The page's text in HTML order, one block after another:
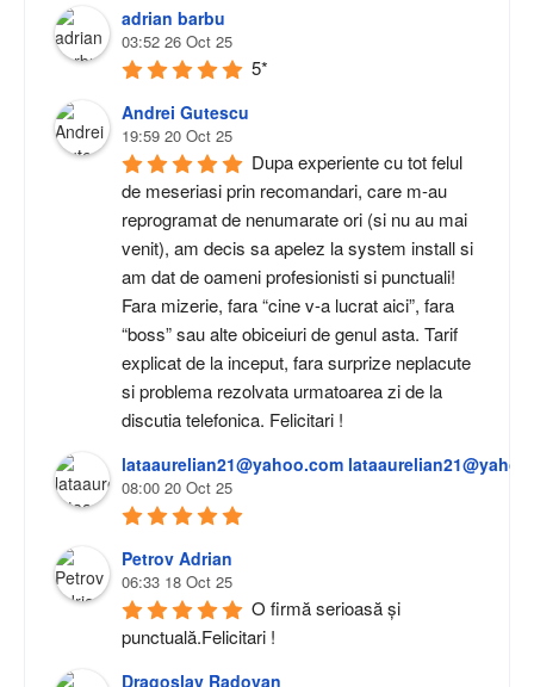
adrian barbu
03:52 26 Oct 25
5*
Andrei Gutescu
19:59 20 Oct 25
Dupa experiente cu tot felul
de meseriasi prin recomandari, care m-au
reprogramat de nenumarate ori (si nu au mai
venit), am decis sa apelez la system install si
am dat de oameni profesionisti si punctuali!
Fara mizerie, fara “cine v-a lucrat aici”, fara
“boss” sau alte obiceiuri de genul asta. Tarif
explicat de la inceput, fara surprize neplacute
si problema rezolvata urmatoarea zi de la
discutia telefonica. Felicitari !
lataaurelian21@yahoo.com
08:00 20 Oct 25
Petrov Adrian
06:33 18 Oct 25
O firmă serioasă și
punctuală.Felicitari !
Dragoslav Radovan